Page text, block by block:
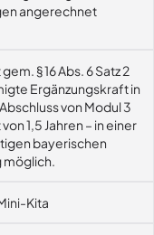
angerechnet
§ 16 Abs. 6 Satz 2
Ergänzungskraft in
von Modul 3
1,5 Jahren – in einer
bayerischen
möglich.
Kita